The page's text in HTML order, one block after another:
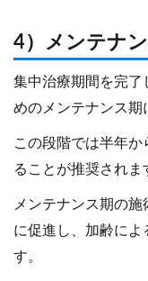
4）メンテナ
集中治療期間を完了
めのメンテナンス期
この段階では半年
ることが推奨されま
メンテナンス期の
に促進し、加齢によ
す。